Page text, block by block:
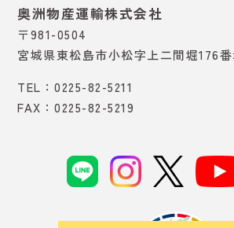
奥洲物産運輸株式会社
〒981-0504
宮城県東松島市小松字上二間堀176
TEL：0225-82-5211
FAX：0225-82-5219